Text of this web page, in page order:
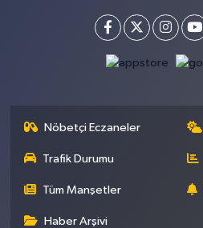
Nöbetçi Eczaneler
Trafik Durumu
Tüm Manşetler
Haber Arşivi